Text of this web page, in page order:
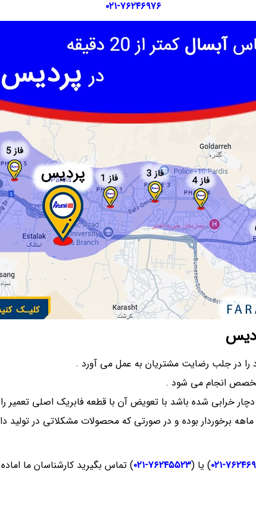
۰۲۱-۷۶۲۴۶۹۷۶
در جلب رضایت مشتریان به عمل می‌ آورد .
انجام می‌ شود .
خرابی شده باشد با تعویض آن با قطعه فابریک اصلی تعمیر
علاوه بر این تعمیرات تمام محصولات شرکت آبسال از ضمانت ۶ ماهه برخوردار بوده و در صورتی
۰۲۱ ) یا (۷۶۲۴۵۵۲۳-۰۲۱ ) تماس بگیرید کارشناسان ما